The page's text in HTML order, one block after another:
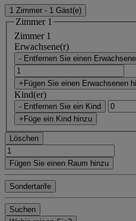
1 Zimmer - 1 Gäst(e)
Zimmer 1
Zimmer 1
Erwachsene(r)
- Entfernen Sie einen
+Fügen Sie einen Erwachsenen
Kind(er)
- Entfernen Sie ein Kind
+Füge ein Kind hinzu
Löschen
Fügen Sie einen Raum hinzu
Sondertarife
Suchen